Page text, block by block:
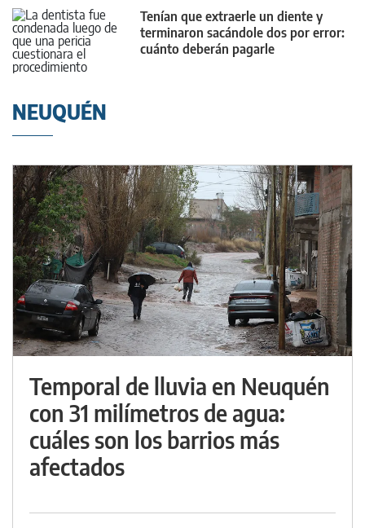
Tenían que extraerle un diente y
terminaron sacándole dos por error:
cuánto deberán pagarle
NEUQUÉN
Temporal de lluvia en Neuquén
con 31 milímetros de agua:
cuáles son los barrios más
afectados